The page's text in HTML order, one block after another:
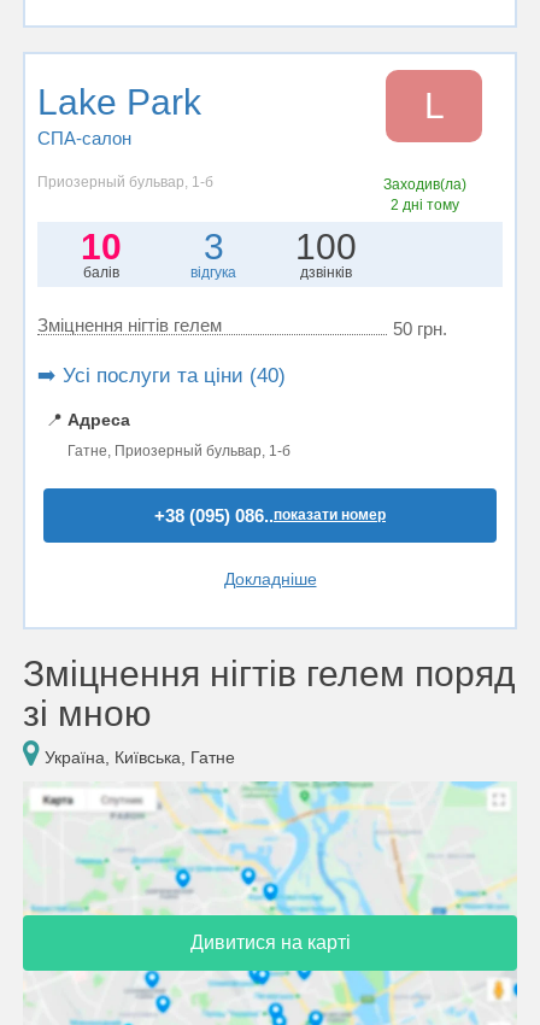
Lake Park
СПА-салон
L
Приозерный бульвар, 1-б
Заходив(ла)
2 дні тому
10
балів
3
відгука
100
дзвінків
Зміцнення нігтів гелем 50 грн.
➡️ Усі послуги та ціни (40)
📍 Адреса
Гатне, Приозерный бульвар, 1-б
+38 (095) 086..показати номер
Докладніше
Зміцнення нігтів гелем поряд
зі мною
Україна, Київська, Гатне
Дивитися на карті